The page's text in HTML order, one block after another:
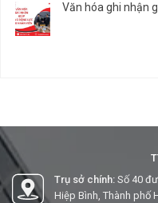
Văn hóa ghi nhận
Trụ sở chính: Số 40
Hiệp Bình, Thành phố